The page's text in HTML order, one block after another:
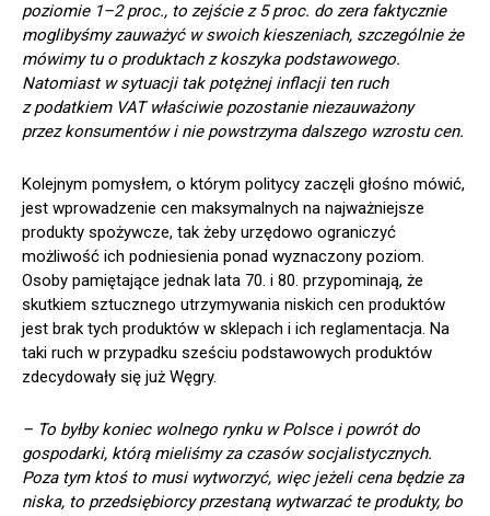
poziomie 1–2 proc., to zejście z 5 proc. do zera faktycznie
moglibyśmy zauważyć w swoich kieszeniach, szczególnie że
mówimy tu o produktach z koszyka podstawowego.
Natomiast w sytuacji tak potężnej inflacji ten ruch
z podatkiem VAT właściwie pozostanie niezauważony
przez konsumentów i nie powstrzyma dalszego wzrostu cen.
Kolejnym pomysłem, o którym politycy zaczęli głośno mówić,
jest wprowadzenie cen maksymalnych na najważniejsze
produkty spożywcze, tak żeby urzędowo ograniczyć
możliwość ich podniesienia ponad wyznaczony poziom.
Osoby pamiętające jednak lata 70. i 80. przypominają, że
skutkiem sztucznego utrzymywania niskich cen produktów
jest brak tych produktów w sklepach i ich reglamentacja. Na
taki ruch w przypadku sześciu podstawowych produktów
zdecydowały się już Węgry.
– To byłby koniec wolnego rynku w Polsce i powrót do
gospodarki, którą mieliśmy za czasów socjalistycznych.
Poza tym ktoś to musi wytworzyć, więc jeżeli cena będzie za
niska, to przedsiębiorcy przestaną wytwarzać te produkty, bo